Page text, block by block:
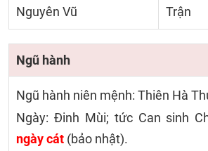
Nguyên Vũ
Trận
Ngũ hành
Ngũ hành niên mệnh: Thiên Hà
Ngày: Đinh Mùi; tức Can sinh
ngày cát (bảo nhật).